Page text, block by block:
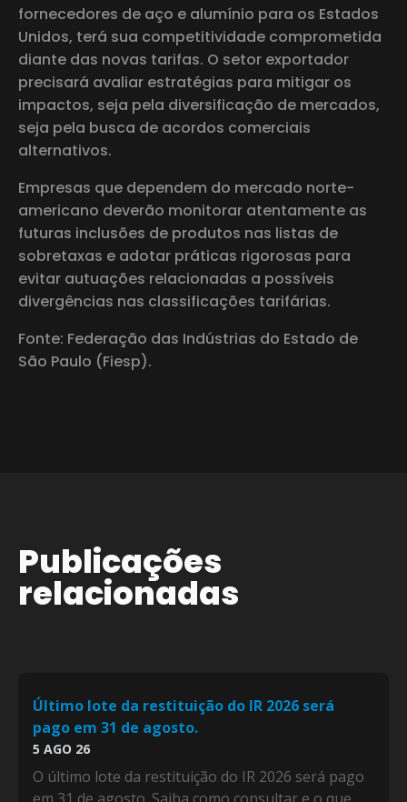
fornecedores de aço e alumínio para os Estados
Unidos, terá sua competitividade comprometida
diante das novas tarifas. O setor exportador
precisará avaliar estratégias para mitigar os
impactos, seja pela diversificação de mercados,
seja pela busca de acordos comerciais
alternativos.
Empresas que dependem do mercado norte-
americano deverão monitorar atentamente as
futuras inclusões de produtos nas listas de
sobretaxas e adotar práticas rigorosas para
evitar autuações relacionadas a possíveis
divergências nas classificações tarifárias.
Fonte: Federação das Indústrias do Estado de
São Paulo (Fiesp).
Publicações
relacionadas
Último lote da restituição do IR 2026 será
pago em 31 de agosto.
5 AGO 26
O último lote da restituição do IR 2026 será pago
em 31 de agosto. Saiba como consultar e o que